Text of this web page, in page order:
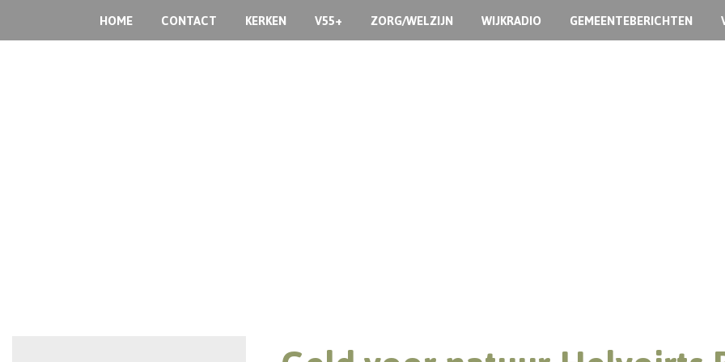
HOME CONTACT KERKEN V55+ ZORG/WELZIJN WIJKRADIO GEMEENTEBERICHTEN